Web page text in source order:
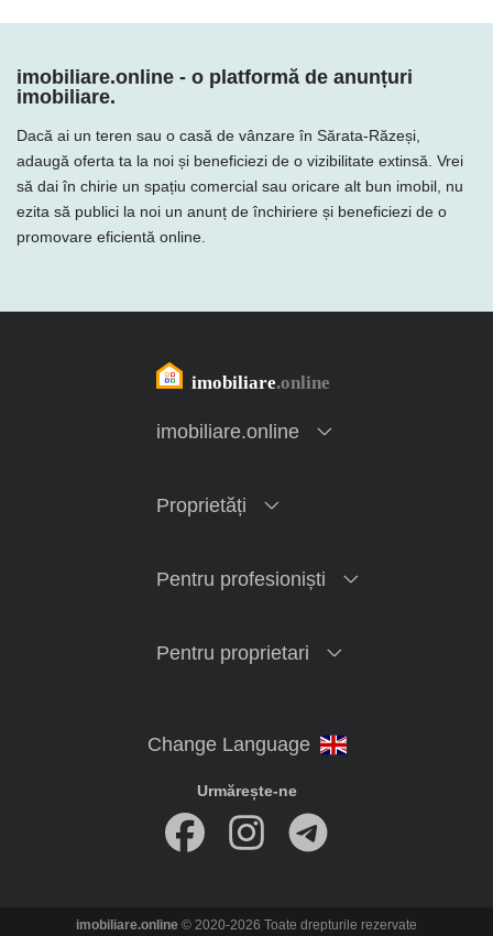
imobiliare.online - o platformă de anunțuri
imobiliare.
Dacă ai un teren sau o casă de vânzare în Sărata-Răzeși,
adaugă oferta ta la noi și beneficiezi de o vizibilitate extinsă. Vrei
să dai în chirie un spațiu comercial sau oricare alt bun imobil, nu
ezita să publici la noi un anunț de închiriere și beneficiezi de o
promovare eficientă online.
imobiliare.online
Proprietăți
Pentru profesioniști
Pentru proprietari
Urmărește-ne
imobiliare.online © 2020-2026 Toate drepturile rezervate